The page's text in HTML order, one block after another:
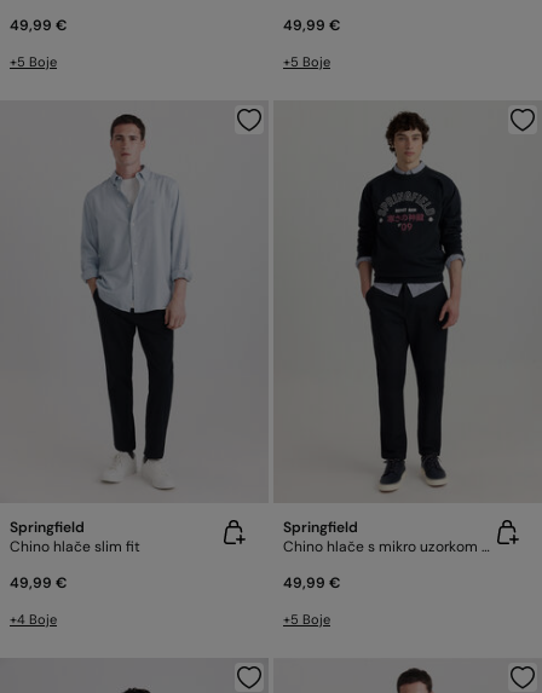
49,99 €
+5 Boje
49,99 €
+5 Boje
Springfield
Chino hlače slim fit
49,99 €
+4 Boje
Springfield
Chino hlače s mikro uzorkom slim fit
49,99 €
+5 Boje